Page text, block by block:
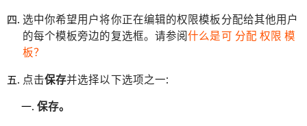
选中你希望用户将你正在编辑的权限模板分配给其他用户
的每个模板旁边的复选框。请参阅什么是可 分配 权限 模
板？
点击保存并选择以下选项之一:
保存。